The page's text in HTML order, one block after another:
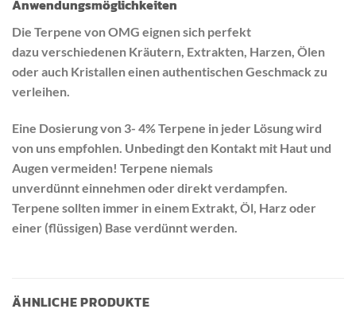
Anwendungsmöglichkeiten
Die Terpene von OMG eignen sich perfekt
dazu verschiedenen Kräutern, Extrakten, Harzen, Ölen
oder auch Kristallen einen authentischen Geschmack zu
verleihen.
Eine Dosierung von 3- 4% Terpene in jeder Lösung wird
von uns empfohlen. Unbedingt den Kontakt mit Haut und
Augen vermeiden! Terpene niemals
unverdünnt einnehmen oder direkt verdampfen.
Terpene sollten immer in einem Extrakt, Öl, Harz oder
einer (flüssigen) Base verdünnt werden.
ÄHNLICHE PRODUKTE